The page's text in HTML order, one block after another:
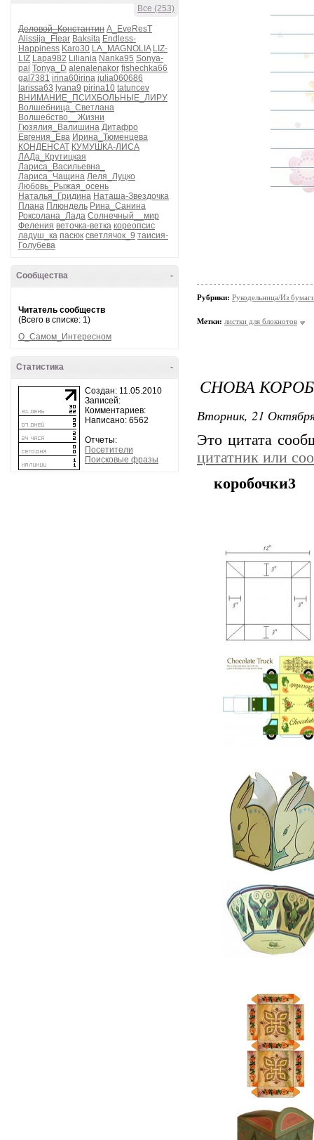
Все (253)
Деловой_Константин A_EveResT
Alissija_Flear Baksita Endless-
Happiness Karo30 LA_MAGNOLIA LIZ-
LIZ Lapa982 Liliania Nanka95 Sonya-
pal Tonya_D alenalenakor fishechka66
gal7381 irina60irina julia060686
larissa63 lyana9 pirina10 tatuncev
ВНИМАНИЕ_ПСИХБОЛЬНЫЕ_ЛИРУ
Волшебница_Светлана
Волшебство__Жизни
Гюзялия_Валишина Дитафро
Евгения_Ева Ирина_Тюменцева
КОНДЕНСАТ КУМУШКА-ЛИСА
ЛАДа_Крутицкая
Лариса_Васильевна_
Лариса_Чащина Леля_Луцко
Любовь_Рыжая_осень
Наталья_Гридина Наташа-Звездочка
Плана Плюндель Рина_Санина
Роксолана_Лада Солнечный__мир
Феления веточка-ветка кореопсис
ладуш_ка пасюк светлячок_9 таисия-
Голубева
-
Сообщества
Читатель сообществ
(Всего в списке: 1)
О_Самом_Интересном
-
Статистика
Создан: 11.05.2010
Записей:
Комментариев:
Написано: 6562
Отчеты:
Посетители
Поисковые фразы
Рубрики: Рукодельница/Из
Метки: листки для блокнотов
СНОВА
Вторник, 21
Это цитата
цитатник или
коробочки3